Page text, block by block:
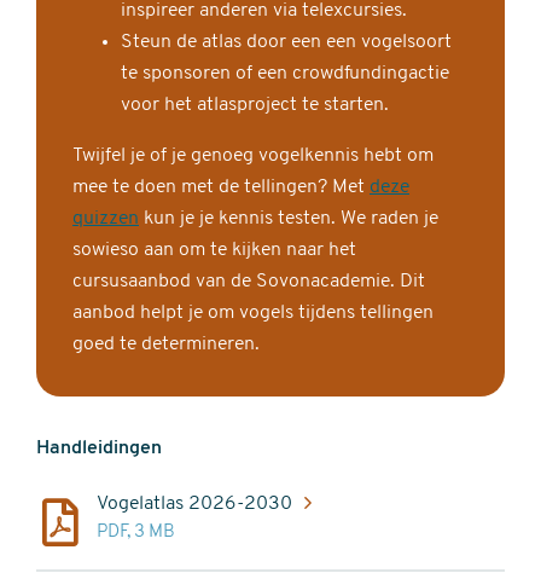
inspireer anderen via telexcursies.
Steun de atlas door een een vogelsoort
te sponsoren of een crowdfundingactie
voor het atlasproject te starten.
Twijfel je of je genoeg vogelkennis hebt om
mee te doen met de tellingen? Met deze
quizzen kun je je kennis testen. We raden je
sowieso aan om te kijken naar het
cursusaanbod van de Sovonacademie. Dit
aanbod helpt je om vogels tijdens tellingen
goed te determineren.
Handleidingen
Vogelatlas 2026-2030
PDF, 3 MB